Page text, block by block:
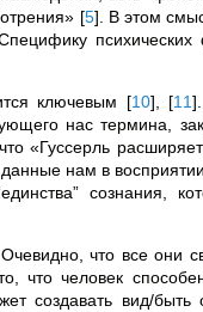
[5] . В этом
ключевым [10] [11]
нас термина,
«Гуссерль
нам в
сознания,
что все они
человек
создавать вид/